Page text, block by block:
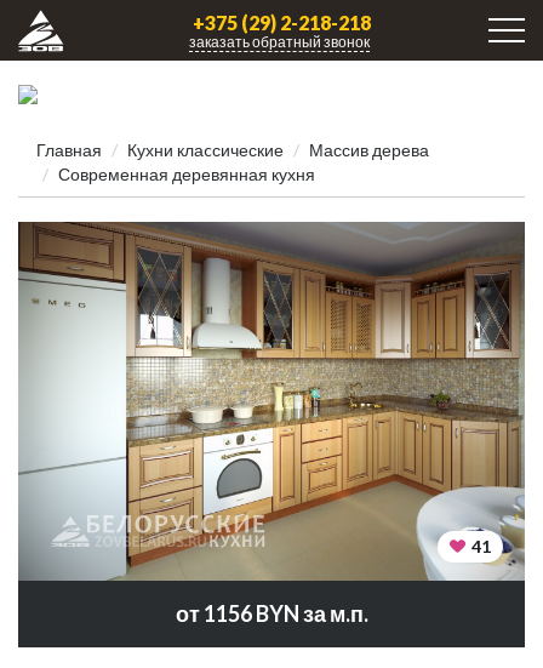
+375 (29) 2-218-218
заказать обратный звонок
Главная Кухни клаcсические
Массив дерева
Современная деревянная кухня
41
от 1156 BYN за м.п.